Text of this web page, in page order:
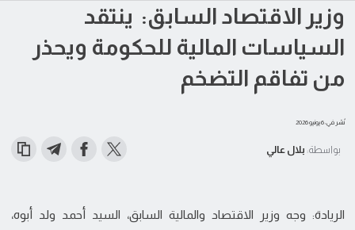
وزير الاقتصاد السابق: ينتقد
السياسات المالية للحكومة ويحذر
من تفاقم التضخم
نُشر في: 6 يونيو 2026
بواسطة: بلال عالي
الريادة: وجه وزير الاقتصاد والمالية السابق، السيد أحمد ولد أبوه،